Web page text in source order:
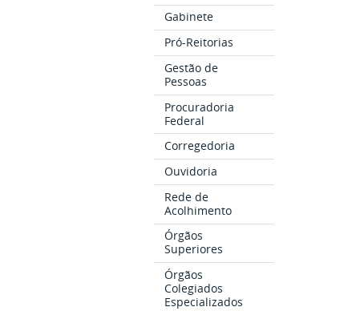
Gabinete
Pró-Reitorias
Gestão de
Pessoas
Procuradoria
Federal
Corregedoria
Ouvidoria
Rede de
Acolhimento
Órgãos
Superiores
Órgãos
Colegiados
Especializados